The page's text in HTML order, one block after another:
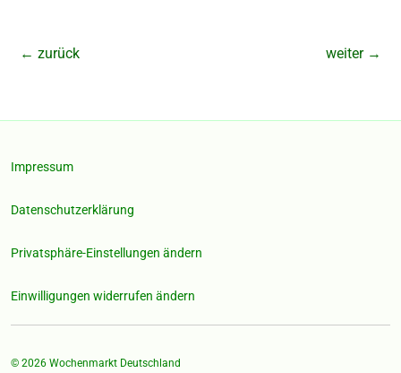
← zurück weiter →
Impressum
Datenschutzerklärung
Privatsphäre-Einstellungen ändern
Einwilligungen widerrufen ändern
© 2026 Wochenmarkt Deutschland